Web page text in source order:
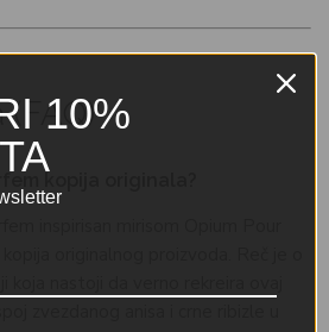
(FAQ)
originalnog proizvoda. Reč je o
10%